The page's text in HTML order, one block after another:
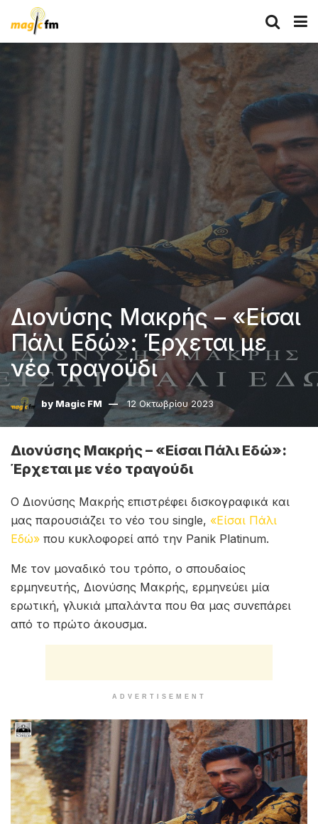
Διονύσης Μακρής – «Είσαι
Πάλι Εδώ»: Έρχεται με
νέο τραγούδι
by Magic FM 12 Οκτωβρίου 2023
Διονύσης Μακρής – «Είσαι Πάλι Εδώ»:
Έρχεται με νέο τραγούδι
Ο Διονύσης Μακρής επιστρέφει δισκογραφικά και
μας παρουσιάζει το νέο του single, «Είσαι Πάλι
Εδώ» που κυκλοφορεί από την Panik Platinum.
Με τον μοναδικό του τρόπο, ο σπουδαίος
ερμηνευτής, Διονύσης Μακρής, ερμηνεύει μία
ερωτική, γλυκιά μπαλάντα που θα μας συνεπάρει
από το πρώτο άκουσμα.
ADVERTISEMENT